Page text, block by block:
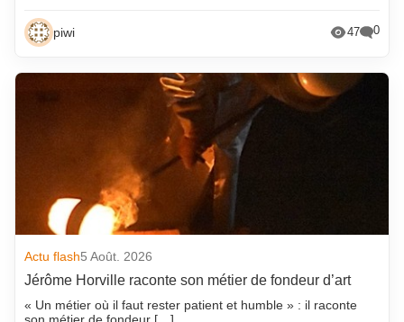
piwi 47 0
Actu flash5 Août. 2026
Jérôme Horville raconte son métier de fondeur d’art
« Un métier où il faut rester patient et humble » : il raconte
son métier de fondeur […]